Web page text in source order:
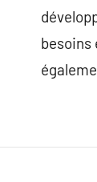
besoins